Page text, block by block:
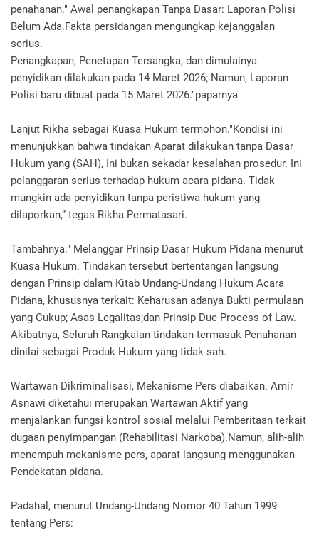
penahanan." Awal penangkapan Tanpa Dasar: Laporan Polisi
Belum Ada.Fakta persidangan mengungkap kejanggalan
serius.
Penangkapan, Penetapan Tersangka, dan dimulainya
penyidikan dilakukan pada 14 Maret 2026; Namun, Laporan
Polisi baru dibuat pada 15 Maret 2026."paparnya
Lanjut Rikha sebagai Kuasa Hukum termohon."Kondisi ini
menunjukkan bahwa tindakan Aparat dilakukan tanpa Dasar
Hukum yang (SAH), Ini bukan sekadar kesalahan prosedur. Ini
pelanggaran serius terhadap hukum acara pidana. Tidak
mungkin ada penyidikan tanpa peristiwa hukum yang
dilaporkan,” tegas Rikha Permatasari.
Tambahnya." Melanggar Prinsip Dasar Hukum Pidana menurut
Kuasa Hukum. Tindakan tersebut bertentangan langsung
dengan Prinsip dalam Kitab Undang-Undang Hukum Acara
Pidana, khususnya terkait: Keharusan adanya Bukti permulaan
yang Cukup; Asas Legalitas;dan Prinsip Due Process of Law.
Akibatnya, Seluruh Rangkaian tindakan termasuk Penahanan
dinilai sebagai Produk Hukum yang tidak sah.
Wartawan Dikriminalisasi, Mekanisme Pers diabaikan. Amir
Asnawi diketahui merupakan Wartawan Aktif yang
menjalankan fungsi kontrol sosial melalui Pemberitaan terkait
dugaan penyimpangan (Rehabilitasi Narkoba).Namun, alih-alih
menempuh mekanisme pers, aparat langsung menggunakan
Pendekatan pidana.
Padahal, menurut Undang-Undang Nomor 40 Tahun 1999
tentang Pers: